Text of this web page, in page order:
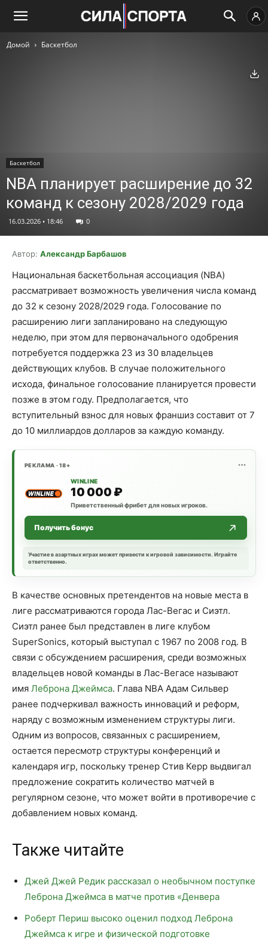
Домой Баскетбол
Баскетбол
NBA планирует расширение до 32
команд к сезону 2028/2029 года
16.03.2026 • 18:46 0
Автор: Александр Барбашов
Национальная баскетбольная ассоциация (NBA)
рассматривает возможность увеличения числа команд
до 32 к сезону 2028/2029 года. Голосование по
расширению лиги запланировано на следующую
неделю, при этом для первоначального одобрения
потребуется поддержка 23 из 30 владельцев
действующих клубов. В случае положительного
исхода, финальное голосование планируется провести
позже в этом году. Предполагается, что
вступительный взнос для новых франшиз составит от 7
до 10 миллиардов долларов за каждую команду.
РЕКЛАМА · 18+
WINLINE
10 000 ₽
Приветственный фрибет для новых игроков.
Получить бонус
Участие в азартных играх может привести к игровой зависимости. Играйте
ответственно.
В качестве основных претендентов на новые места в
лиге рассматриваются города Лас-Вегас и Сиэтл.
Сиэтл ранее был представлен в лиге клубом
SuperSonics, который выступал с 1967 по 2008 год. В
связи с обсуждением расширения, среди возможных
владельцев новой команды в Лас-Вегасе называют
имя Леброна Джеймса. Глава NBA Адам Сильвер
ранее подчеркивал важность инноваций и реформ,
наряду с возможным изменением структуры лиги.
Одним из вопросов, связанных с расширением,
остается пересмотр структуры конференций и
календаря игр, поскольку тренер Стив Керр выдвигал
предложение сократить количество матчей в
регулярном сезоне, что может войти в противоречие с
добавлением новых команд.
Также читайте
Джей Джей Редик рассказал о необычном поступке
Леброна Джеймса в матче против «Денвера
Роберт Периш высоко оценил подход Леброна
Джеймса к игре и физической подготовке